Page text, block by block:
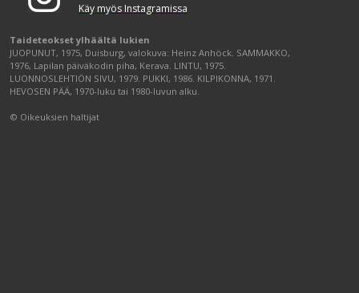
Käy myös Instagramissa
Taideteokset ylhäältä lukien
JUOPUNUT, 1975, Duisburg, valokuva: Heinz Anhöck. SAMMAKKO,
1976, Lapilan päiväkodin piha, Kerava. LINTU, 1975.
LUONNOSLEHTIÖN SIVU, 1979. PUKKI, 1986. KILPIKONNA, 1971.
HEVOSEN PÄÄ, 1970-luku tai 1980-luvun alku.
© Oikeuksien haltijat